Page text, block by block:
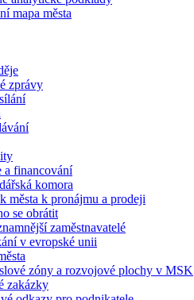
mapa města
zprávy
a financování
komora
města k pronájmu a prodeji
se obrátit
zaměstnavatelé
v evropské unii
zóny a rozvojové plochy v MSK
zakázky